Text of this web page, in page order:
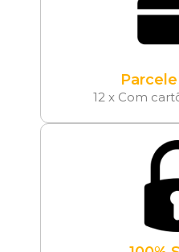
12 x Com